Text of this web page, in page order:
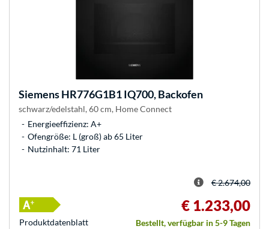
SiemensHR776G1B1 IQ700, Backofen
schwarz/edelstahl, 60 cm, Home Connect
Energieeffizienz: A+
Ofengröße: L (groß) ab 65 Liter
Nutzinhalt: 71 Liter
€ 2.674,00
€ 1.233,00
Bestellt, verfügbar in 5-9 Tagen
Produkt­datenblatt